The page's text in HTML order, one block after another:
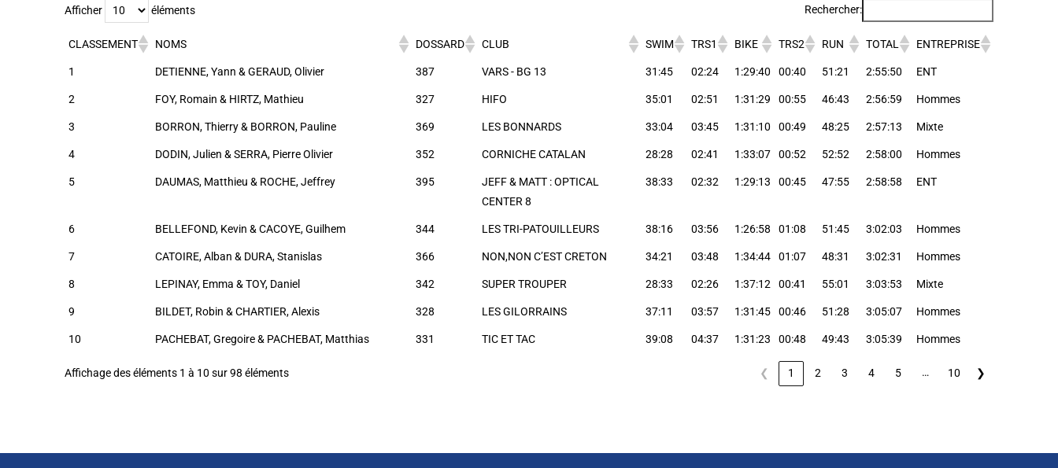
Afficher éléments Rechercher:
CLASSEMENT NOMS DOSSARD CLUB SWIM TRS1 BIKE TRS2 RUN TOTAL ENTREPRISE
1 DETIENNE, Yann & GERAUD, Olivier 387 VARS - BG 13 31:45 02:24 1:29:40 00:40 51:21 2:55:50 ENT
2 FOY, Romain & HIRTZ, Mathieu 327 HIFO 35:01 02:51 1:31:29 00:55 46:43 2:56:59 Hommes
3 BORRON, Thierry & BORRON, Pauline 369 LES BONNARDS 33:04 03:45 1:31:10 00:49 48:25 2:57:13 Mixte
4 DODIN, Julien & SERRA, Pierre Olivier 352 CORNICHE CATALAN 28:28 02:41 1:33:07 00:52 52:52 2:58:00 Hommes
5 DAUMAS, Matthieu & ROCHE, Jeffrey 395
JEFF & MATT : OPTICAL
CENTER 8
38:33 02:32 1:29:13 00:45 47:55 2:58:58 ENT
6 BELLEFOND, Kevin & CACOYE, Guilhem 344 LES TRI-PATOUILLEURS 38:16 03:56 1:26:58 01:08 51:45 3:02:03 Hommes
7 CATOIRE, Alban & DURA, Stanislas 366 NON,NON C’EST CRETON 34:21 03:48 1:34:44 01:07 48:31 3:02:31 Hommes
8 LEPINAY, Emma & TOY, Daniel 342 SUPER TROUPER 28:33 02:26 1:37:12 00:41 55:01 3:03:53 Mixte
9 BILDET, Robin & CHARTIER, Alexis 328 LES GILORRAINS 37:11 03:57 1:31:45 00:46 51:28 3:05:07 Hommes
10 PACHEBAT, Gregoire & PACHEBAT, Matthias 331 TIC ET TAC 39:08 04:37 1:31:23 00:48 49:43 3:05:39 Hommes
Affichage des éléments 1 à 10 sur 98 éléments ❮ 1 2 3 4 5 … 10 ❯